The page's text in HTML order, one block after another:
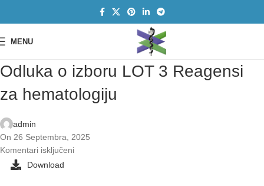
MENU
Odluka o izboru LOT 3 Reagensi
za hematologiju
admin
On 26 Septembra, 2025
Komentari isključeni
Download